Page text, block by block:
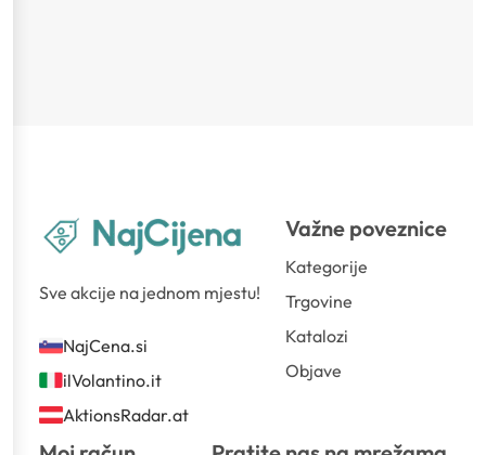
Sve akcije na jednom mjestu!
NajCena.si
ilVolantino.it
AktionsRadar.at
Važne poveznice
Kategorije
Trgovine
Katalozi
Objave